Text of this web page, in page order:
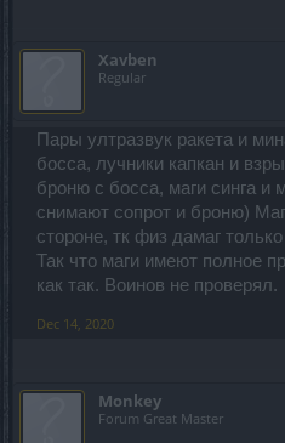
Xavben
Regular
Пары ултразвук ракета и
босса, лучники капкан и
броню с босса, маги синга и
снимают сопрот и броню)
стороне, тк физ дамаг
Так что маги имеют полное
как так. Воинов не проверял.
Dec 14, 2020
Monkey
Forum Great Master